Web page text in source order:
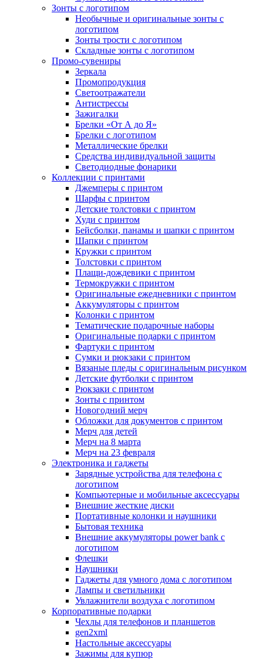
Зонты с логотипом
Необычные и оригинальные зонты с
логотипом
Зонты трости с логотипом
Складные зонты с логотипом
Промо-сувениры
Зеркала
Промопродукция
Светоотражатели
Антистрессы
Зажигалки
Брелки «От А до Я»
Брелки с логотипом
Металлические брелки
Средства индивидуальной защиты
Светодиодные фонарики
Коллекции с принтами
Джемперы с принтом
Шарфы с принтом
Детские толстовки с принтом
Худи с принтом
Бейсболки, панамы и шапки с принтом
Шапки с принтом
Кружки с принтом
Толстовки с принтом
Плащи-дождевики с принтом
Термокружки с принтом
Оригинальные ежедневники с принтом
Аккумуляторы с принтом
Колонки с принтом
Тематические подарочные наборы
Оригинальные подарки с принтом
Фартуки с принтом
Сумки и рюкзаки с принтом
Вязаные пледы с оригинальным рисунком
Детские футболки с принтом
Рюкзаки с принтом
Зонты с принтом
Новогодний мерч
Обложки для документов с принтом
Мерч для детей
Мерч на 8 марта
Мерч на 23 февраля
Электроника и гаджеты
Зарядные устройства для телефона с
логотипом
Компьютерные и мобильные аксессуары
Внешние жесткие диски
Портативные колонки и наушники
Бытовая техника
Внешние аккумуляторы power bank с
логотипом
Флешки
Наушники
Гаджеты для умного дома с логотипом
Лампы и светильники
Увлажнители воздуха с логотипом
Корпоративные подарки
Чехлы для телефонов и планшетов
gen2xml
Настольные аксессуары
Зажимы для купюр